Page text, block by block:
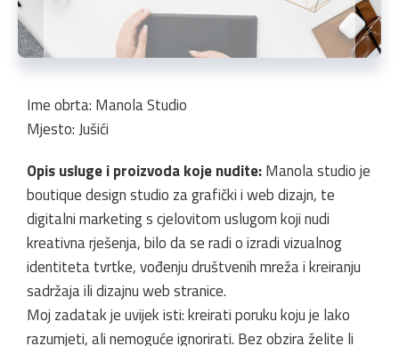
Ime obrta: Manola Studio
Mjesto: Jušići
Opis usluge i proizvoda koje nudite:Manola studio je
boutique design studio za grafički i web dizajn, te
digitalni marketing s cjelovitom uslugom koji nudi
kreativna rješenja, bilo da se radi o izradi vizualnog
identiteta tvrtke, vođenju društvenih mreža i kreiranju
sadržaja ili dizajnu web stranice.
Moj zadatak je uvijek isti: kreirati poruku koju je lako
razumjeti, ali nemoguće ignorirati. Bez obzira želite li